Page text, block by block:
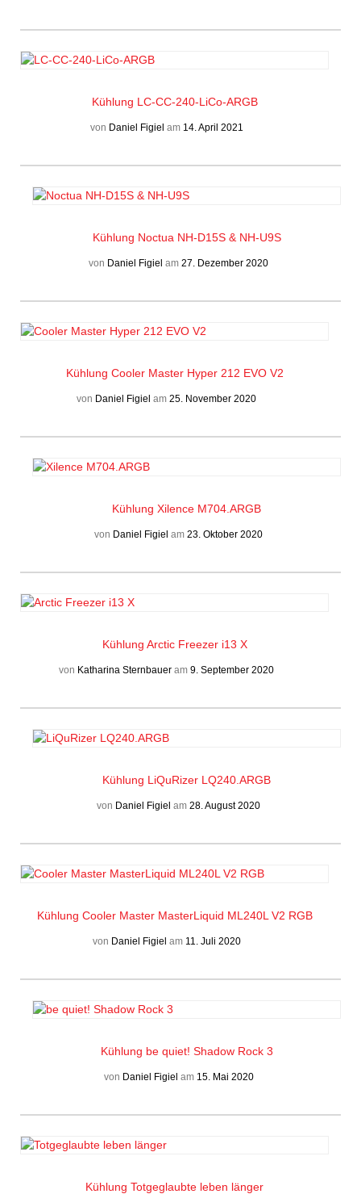
Kühlung LC-CC-240-LiCo-ARGB
von Daniel Figiel am 14. April 2021
Kühlung Noctua NH-D15S & NH-U9S
von Daniel Figiel am 27. Dezember 2020
Kühlung Cooler Master Hyper 212 EVO V2
von Daniel Figiel am 25. November 2020
Kühlung Xilence M704.ARGB
von Daniel Figiel am 23. Oktober 2020
Kühlung Arctic Freezer i13 X
von Katharina Sternbauer am 9. September 2020
Kühlung LiQuRizer LQ240.ARGB
von Daniel Figiel am 28. August 2020
Kühlung Cooler Master MasterLiquid ML240L V2 RGB
von Daniel Figiel am 11. Juli 2020
Kühlung be quiet! Shadow Rock 3
von Daniel Figiel am 15. Mai 2020
Kühlung Totgeglaubte leben länger